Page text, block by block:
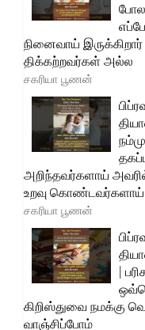
நினைவாய் இருக்கிறார்
திக்கற்றவர்கள் அல்ல
சகரியா பூணன்
அறிந்தவர்களாய்
உறவு கொண்டவர்களாய்
சகரியா பூணன்
|
கிறிஸ்துவை நமக்கு
வாஞ்சிப்போம்